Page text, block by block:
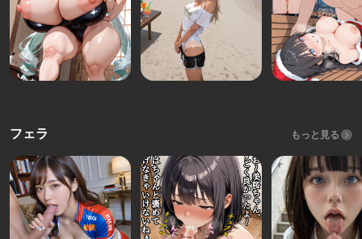
フェラ もっと見る